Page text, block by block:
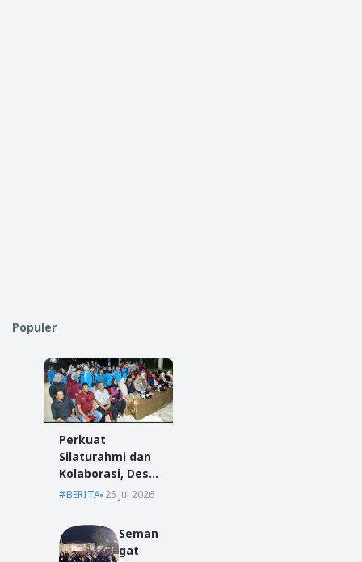
Populer
Perkuat
Silaturahmi dan
Kolaborasi, Desa
Antibar Sambut
IAIN Pontianak
dan UM
Pontianak
BERITA 25 Jul 2026
Seman
gat